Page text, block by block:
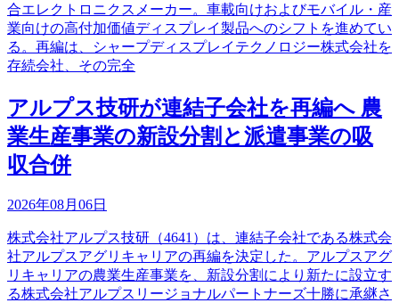
合エレクトロニクスメーカー。車載向けおよびモバイル・産
業向けの高付加価値ディスプレイ製品へのシフトを進めてい
る。再編は、シャープディスプレイテクノロジー株式会社を
存続会社、その完全
アルプス技研が連結子会社を再編へ 農
業生産事業の新設分割と派遣事業の吸
収合併
2026年08月06日
株式会社アルプス技研（4641）は、連結子会社である株式会
社アルプスアグリキャリアの再編を決定した。アルプスアグ
リキャリアの農業生産事業を、新設分割により新たに設立す
る株式会社アルプスリージョナルパートナーズ十勝に承継さ